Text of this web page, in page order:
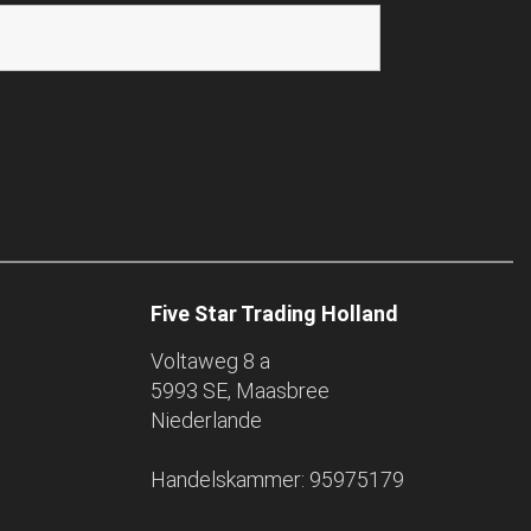
Five Star Trading Holland
Voltaweg 8 a
5993 SE, Maasbree
Niederlande
Handelskammer: 95975179